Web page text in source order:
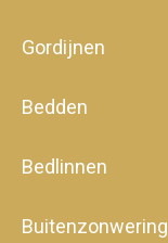
Gordijnen
Bedden
Bedlinnen
Buitenzonwering